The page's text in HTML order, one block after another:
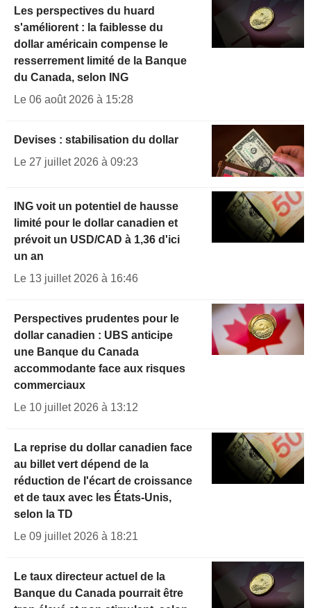
Les perspectives du huard
s'améliorent : la faiblesse du
dollar américain compense le
resserrement limité de la Banque
du Canada, selon ING
Le 06 août 2026 à 15:28
Devises : stabilisation du dollar
Le 27 juillet 2026 à 09:23
ING voit un potentiel de hausse
limité pour le dollar canadien et
prévoit un USD/CAD à 1,36 d'ici
un an
Le 13 juillet 2026 à 16:46
Perspectives prudentes pour le
dollar canadien : UBS anticipe
une Banque du Canada
accommodante face aux risques
commerciaux
Le 10 juillet 2026 à 13:12
La reprise du dollar canadien face
au billet vert dépend de la
réduction de l'écart de croissance
et de taux avec les États-Unis,
selon la TD
Le 09 juillet 2026 à 18:21
Le taux directeur actuel de la
Banque du Canada pourrait être